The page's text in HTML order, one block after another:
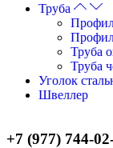
Труба
Труба
Труба
Уголок
Швеллер
+7 (977) 744-